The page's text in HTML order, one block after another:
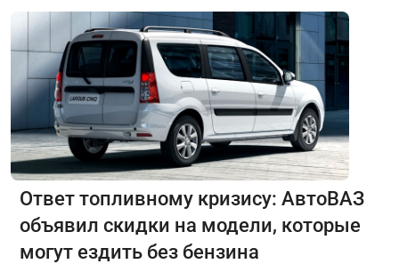
Ответ топливному кризису: АвтоВАЗ
объявил скидки на модели, которые
могут ездить без бензина